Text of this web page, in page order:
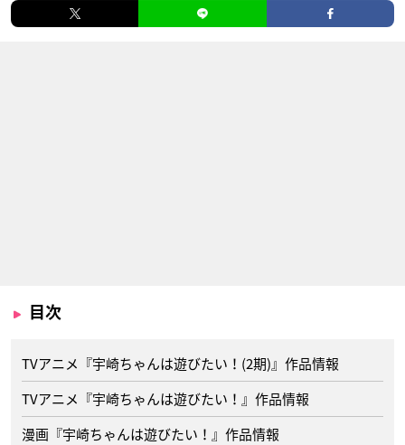
目次
TVアニメ『宇崎ちゃんは遊びたい！(2期)』作品情報
TVアニメ『宇崎ちゃんは遊びたい！』作品情報
漫画『宇崎ちゃんは遊びたい！』作品情報